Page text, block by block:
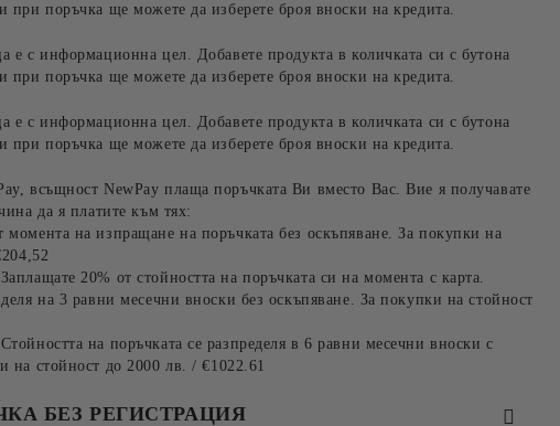
при поръчка ще можете да изберете броя вноски на кредита.
е с информационна цел. Добавете продукта в количката си с бутона
при поръчка ще можете да изберете броя вноски на кредита.
е с информационна цел. Добавете продукта в количката си с бутона
при поръчка ще можете да изберете броя вноски на кредита.
всъщност NewPay плаща поръчката Ви вместо Вас. Вие я получавате
да я платите към тях:
на изпращане на поръчката без оскъпяване. За покупки на
20% от стойността на поръчката си на момента с карта.
на 3 равни месечни вноски без оскъпяване. За покупки на стойност
на поръчката се разпределя в 6 равни месечни вноски с
на стойност до 2000 лв. / €1022.61
БЕЗ РЕГИСТРАЦИЯ